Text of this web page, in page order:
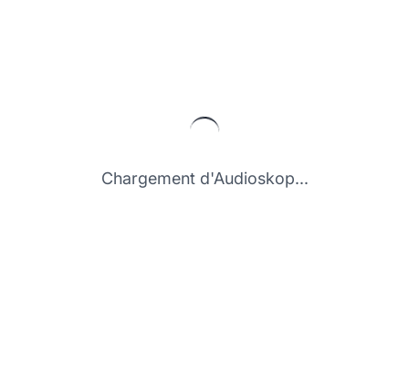
Chargement d'Audioskop...